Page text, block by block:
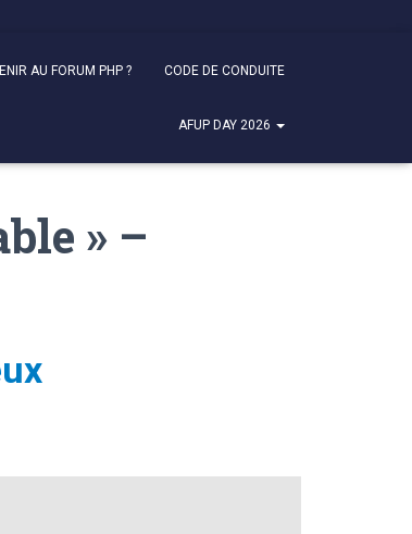
AU FORUM PHP ? CODE DE CONDUITE
AFUP DAY 2026
» –